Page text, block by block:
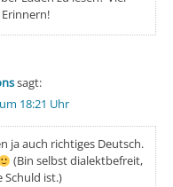
sagt:
18:21 Uhr
ja auch richtiges Deutsch.
(Bin selbst dialektbefreit,
Schuld ist.)